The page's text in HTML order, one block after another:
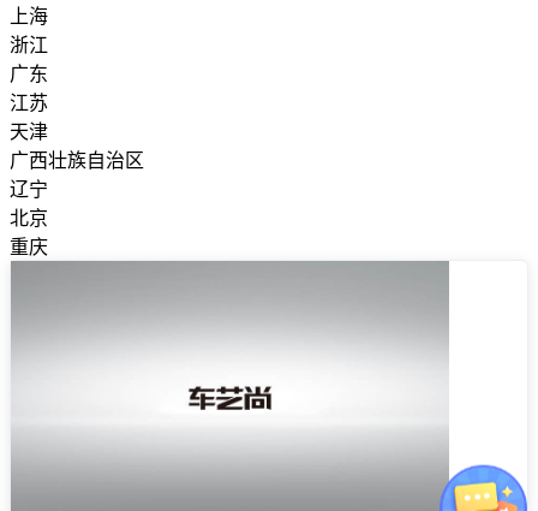
上海
浙江
广东
江苏
天津
广西壮族自治区
辽宁
北京
重庆